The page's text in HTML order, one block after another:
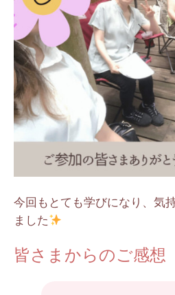
今回もとても学びになり、気
ました
皆さまからのご感想